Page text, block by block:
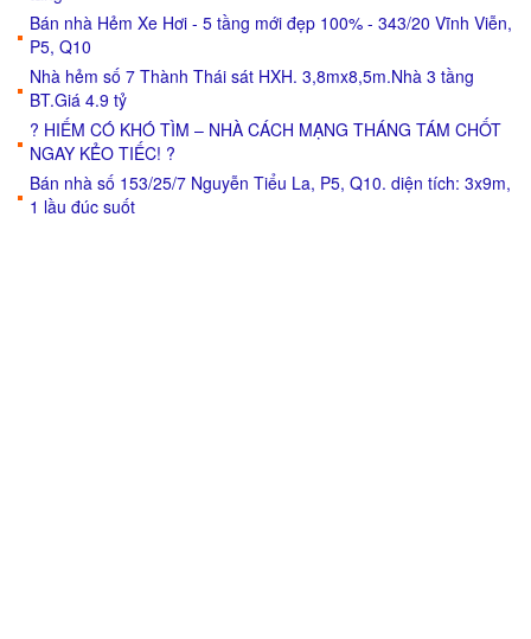
Bán nhà Hẻm Xe Hơi - 5 tầng mới đẹp 100% - 343/20 Vĩnh Viễn,
P5, Q10
Nhà hẻm số 7 Thành Thái sát HXH. 3,8mx8,5m.Nhà 3 tầng
BT.Giá 4.9 tỷ
? HIẾM CÓ KHÓ TÌM – NHÀ CÁCH MẠNG THÁNG TÁM CHỐT
NGAY KẺO TIẾC! ?
Bán nhà số 153/25/7 Nguyễn Tiểu La, P5, Q10. diện tích: 3x9m,
1 lầu đúc suốt